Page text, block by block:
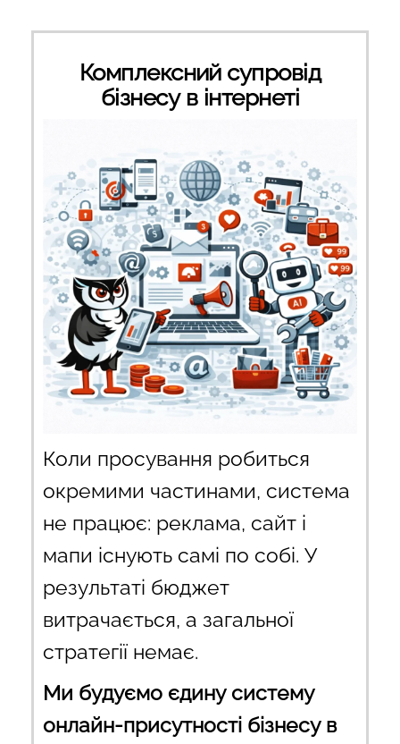
Комплексний супровід
бізнесу в інтернеті
Коли просування робиться
окремими частинами, система
не працює: реклама, сайт і
мапи існують самі по собі. У
результаті бюджет
витрачається, а загальної
стратегії немає.
Ми будуємо єдину систему
онлайн-присутності бізнесу в